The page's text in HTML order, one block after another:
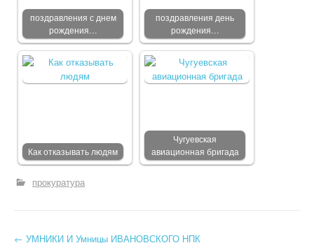
поздравления с днем
рождения…
поздравления день
рождения…
Как отказывать людям
Чугуевская
авиационная бригада
прокуратура
← УМНИКИ И Умницы ИВАНОВСКОГО НПК